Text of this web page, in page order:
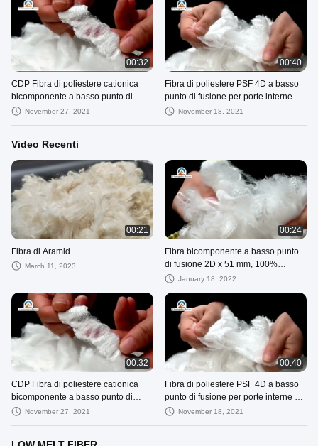
00:32
CDP Fibra di poliestere cationica
bicomponente a basso punto di
fusione Grado vergine
November 27, 2021
00:40
Fibra di poliestere PSF 4D a basso
punto di fusione per porte interne di
autoNovember 18, 2021
Video Recenti
00:21
Fibra di Aramid
March 11, 2023
00:24
Fibra bicomponente a basso punto
di fusione 2D x 51 mm, 100%
poliestere, bianco
January 18, 2022
00:32
CDP Fibra di poliestere cationica
bicomponente a basso punto di
fusione Grado vergine
November 27, 2021
00:40
Fibra di poliestere PSF 4D a basso
punto di fusione per porte interne di
autoNovember 18, 2021